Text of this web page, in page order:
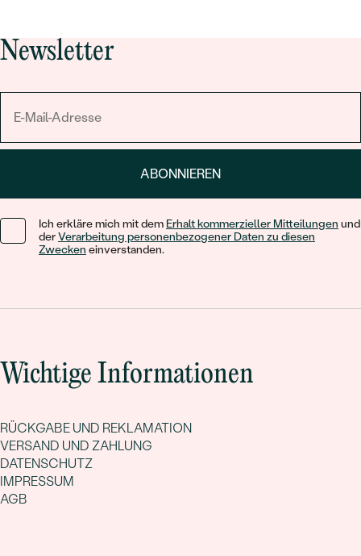
Newsletter
ABONNIEREN
Ich erkläre mich mit dem Erhalt kommerzieller Mitteilungen und
derVerarbeitung personenbezogener Daten zu diesen
Zwecken einverstanden.
Wichtige Informationen
RÜCKGABE UND REKLAMATION
VERSAND UND ZAHLUNG
DATENSCHUTZ
IMPRESSUM
AGB